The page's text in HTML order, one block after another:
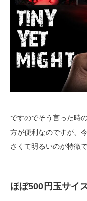
ですのでそう言った時
方が便利なのですが、
さくて明るいのが特徴で
ほぼ500円玉サイ